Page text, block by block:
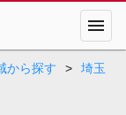
menu
から探す >
埼玉